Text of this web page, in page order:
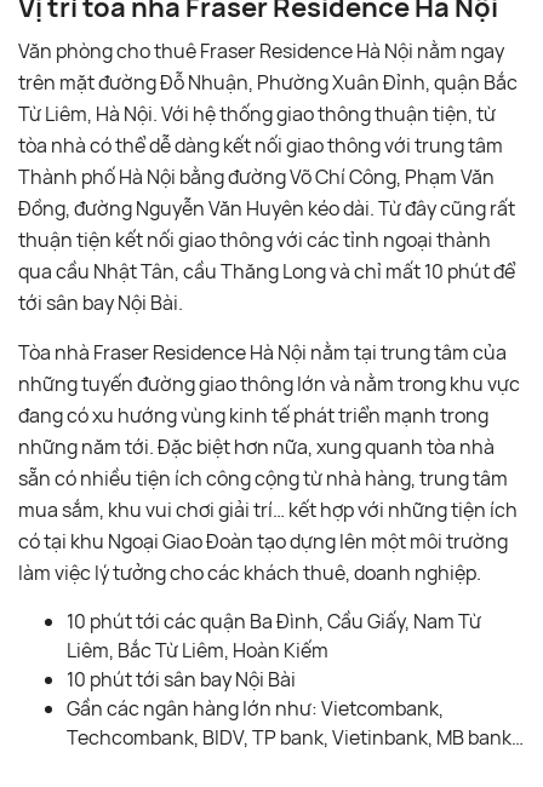
Vị trí tòa nhà Fraser Residence Hà Nội
Văn phòng cho thuê Fraser Residence Hà Nội nằm ngay
trên mặt đường Đỗ Nhuận, Phường Xuân Đỉnh, quận Bắc
Từ Liêm, Hà Nội. Với hệ thống giao thông thuận tiện, từ
tòa nhà có thể dễ dàng kết nối giao thông với trung tâm
Thành phố Hà Nội bằng đường Võ Chí Công, Phạm Văn
Đồng, đường Nguyễn Văn Huyên kéo dài. Từ đây cũng rất
thuận tiện kết nối giao thông với các tỉnh ngoại thành
qua cầu Nhật Tân, cầu Thăng Long và chỉ mất 10 phút để
tới sân bay Nội Bài.
Tòa nhà Fraser Residence Hà Nội nằm tại trung tâm của
những tuyến đường giao thông lớn và nằm trong khu vực
đang có xu hướng vùng kinh tế phát triển mạnh trong
những năm tới. Đặc biệt hơn nữa, xung quanh tòa nhà
sẵn có nhiều tiện ích công cộng từ nhà hàng, trung tâm
mua sắm, khu vui chơi giải trí… kết hợp với những tiện ích
có tại khu Ngoại Giao Đoàn tạo dựng lên một môi trường
làm việc lý tưởng cho các khách thuê, doanh nghiệp.
10 phút tới các quận Ba Đình, Cầu Giấy, Nam Từ
Liêm, Bắc Từ Liêm, Hoàn Kiếm
10 phút tới sân bay Nội Bài
Gần các ngân hàng lớn như: Vietcombank,
Techcombank, BIDV, TP bank, Vietinbank, MB bank…